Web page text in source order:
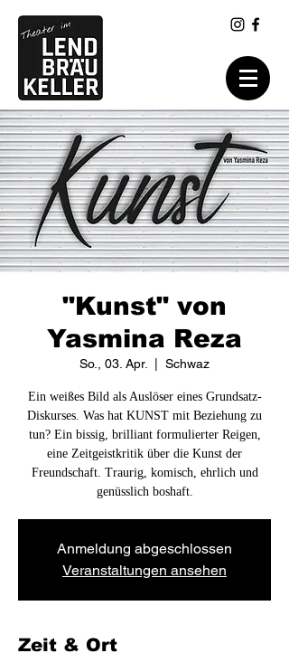
"Kunst" von
Yasmina Reza
So., 03. Apr. Schwaz
Ein weißes Bild als Auslöser eines Grundsatz-
Diskurses. Was hat KUNST mit Beziehung zu
tun? Ein bissig, brilliant formulierter Reigen,
eine Zeitgeistkritik über die Kunst der
Freundschaft. Traurig, komisch, ehrlich und
genüsslich boshaft.
Anmeldung abgeschlossen
Veranstaltungen ansehen
Zeit & Ort